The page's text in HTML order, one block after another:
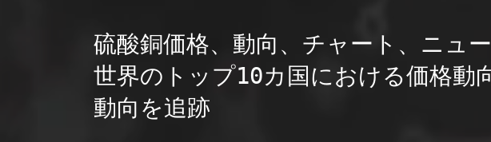
硫酸銅価格、動向、チャート、ニュ
世界のトップ10カ国における価格
動向を追跡